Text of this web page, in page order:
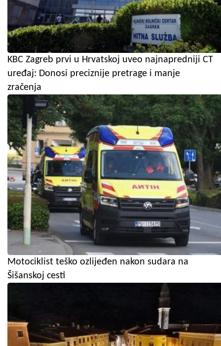
KBC Zagreb prvi u Hrvatskoj uveo najnapredniji CT
uređaj: Donosi preciznije pretrage i manje
zračenja
Motociklist teško ozlijeđen nakon sudara na
Šišanskoj cesti